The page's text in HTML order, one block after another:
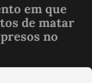
em que
de matar
no